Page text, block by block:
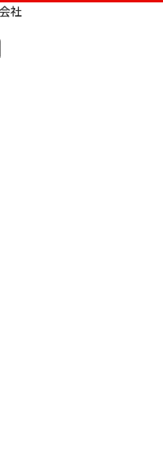
サービス
し、2日以内（土日・祝日
す。
はフォーム内の備考欄にご
認し、貸出可能日をご連絡
い場合がございます
対象外の製品がございま
が送料を負担いたします。
到着後5営業日（到着日・
で、同梱されているアンケ
のアンケートフォームに